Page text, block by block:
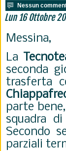
Nessun
Lun 16 Ottobre
Messina,
La
seconda
trasferta
parte
squadra
Secondo
parziali